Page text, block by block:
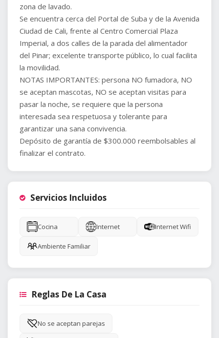
zona de lavado.
Se encuentra cerca del Portal de Suba y de la Avenida
Ciudad de Cali, frente al Centro Comercial Plaza
Imperial, a dos calles de la parada del alimentador
del Pinar; excelente transporte público, lo cual facilita
la movilidad.
NOTAS IMPORTANTES: persona NO fumadora, NO
se aceptan mascotas, NO se aceptan visitas para
pasar la noche, se requiere que la persona
interesada sea respetuosa y tolerante para
garantizar una sana convivencia.
Depósito de garantía de $300.000 reembolsables al
Servicios Incluidos
Cocina Internet Internet Wifi
Ambiente Familiar
Reglas De La Casa
No se aceptan parejas